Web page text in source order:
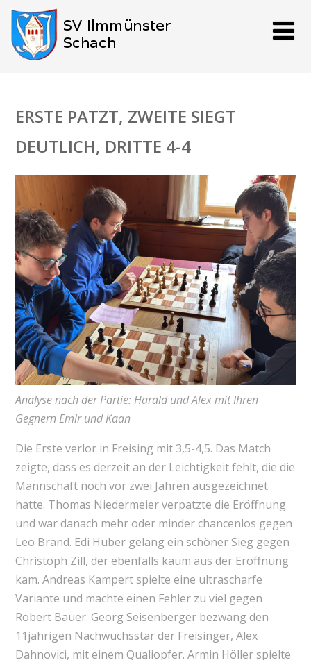
ERSTE PATZT, ZWEITE SIEGT
DEUTLICH, DRITTE 4-4
Analyse nach der Partie: Harald und Alex mit Ihren
Gegnern Emir und Kaan
Die Erste verlor in Freising mit 3,5-4,5. Das Match
zeigte, dass es derzeit an der Leichtigkeit fehlt, die die
Mannschaft noch vor zwei Jahren ausgezeichnet
hatte. Thomas Niedermeier verpatzte die Eröffnung
und war danach mehr oder minder chancenlos gegen
Leo Brand. Edi Huber gelang ein schöner Sieg gegen
Christoph Zill, der ebenfalls kaum aus der Eröffnung
kam. Andreas Kampert spielte eine ultrascharfe
Variante und machte einen Fehler zu viel gegen
Robert Bauer. Georg Seisenberger bezwang den
11jährigen Nachwuchsstar der Freisinger, Alex
Dahnovici, mit einem Qualiopfer. Armin Höller spielte